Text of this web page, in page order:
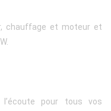
chauffage et moteur et
pour tous vos